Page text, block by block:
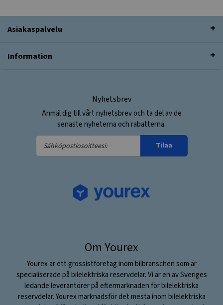
Asiakaspalvelu
Information
Nyhetsbrev
Anmäl dig till vårt nyhetsbrev och ta del av de
senaste nyheterna och rabatterna.
Sähköpostiosoitteesi:
Tilaa
Om Yourex
Yourex är ett grossistföretag inom bilbranschen som är
specialiserade på bilelektriska reservdelar. Vi är en av Sveriges
ledande leverantörer på eftermarknaden för bilelektriska
reservdelar. Yourex marknadsför det mesta inom bilelektriska